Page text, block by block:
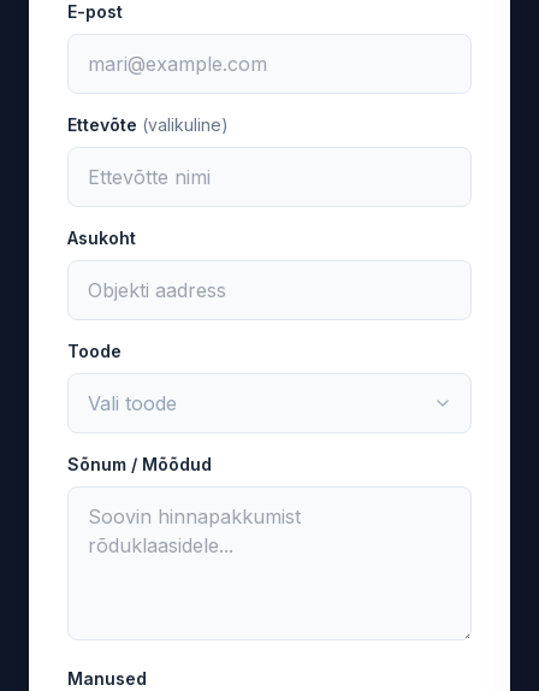
E-post
Ettevõte (valikuline)
Asukoht
Toode
Sõnum / Mõõdud
Manused